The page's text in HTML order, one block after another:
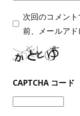
次回のコメン
前、メールアド
CAPTCHA コード